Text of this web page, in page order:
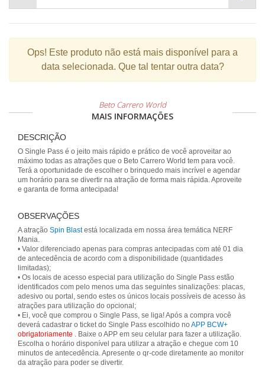
Ops! Este produto não está mais disponível para a
data selecionada. Que tal tentar outra data?
Beto Carrero World
MAIS INFORMAÇÕES
DESCRIÇÃO
O Single Pass é o jeito mais rápido e prático de você aproveitar ao
máximo todas as atrações que o Beto Carrero World tem para você.
Terá a oportunidade de escolher o brinquedo mais incrível e agendar
um horário para se divertir na atração de forma mais rápida. Aproveite
e garanta de forma antecipada!
OBSERVAÇÕES
A atração Spin Blastestá localizada em nossa área temática NERF
Mania.
• Valor diferenciado apenas para compras antecipadas com até 01 dia
de antecedência de acordo com a disponibilidade (quantidades
limitadas);
• Os locais de acesso especial para utilização do Single Pass estão
identificados com pelo menos uma das seguintes sinalizações: placas,
adesivo ou portal, sendo estes os únicos locais possíveis de acesso às
atrações para utilização do opcional;
• Ei, você que comprou o Single Pass, se liga! Após a compra você
deverá cadastrar o ticket do Single Pass escolhido no APP BCW+
obrigatoriamente . Baixe o APP em seu celular para fazer a utilização.
Escolha o horário disponível para utilizar a atração e chegue com 10
minutos de antecedência. Apresente o qr-code diretamente ao monitor
da atração para poder se divertir.